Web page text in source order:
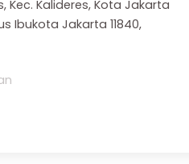
Kec. Kalideres, Kota Jakarta
Ibukota Jakarta 11840,